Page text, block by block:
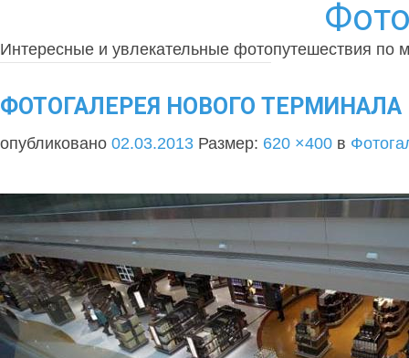
Интересные и увлекательные фотопутешествия по
ФОТОГАЛЕРЕЯ НОВОГО ТЕРМИНАЛА
опубликовано 02.03.2013 Размер: 620 ×400 в